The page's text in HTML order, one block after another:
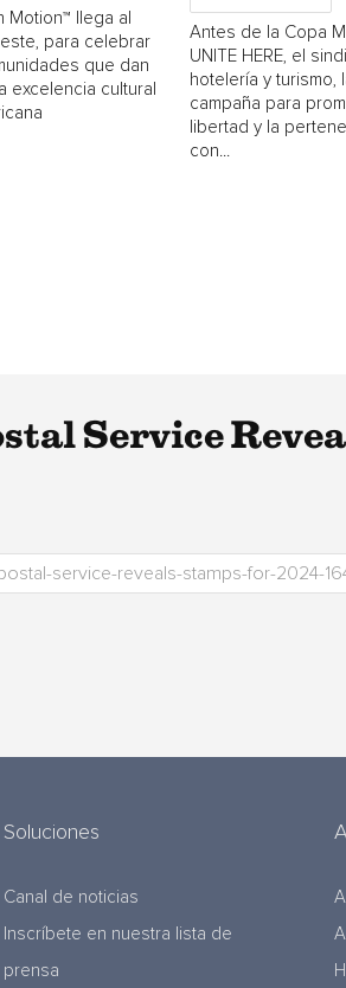
Motion™ llega al
para celebrar
que dan
excelencia cultural
Antes de la Copa
UNITE HERE, el
hotelería y turismo,
campaña para
libertad y la
con...
Service
Soluciones
Canal de noticias
Inscríbete en nuestra lista de
prensa